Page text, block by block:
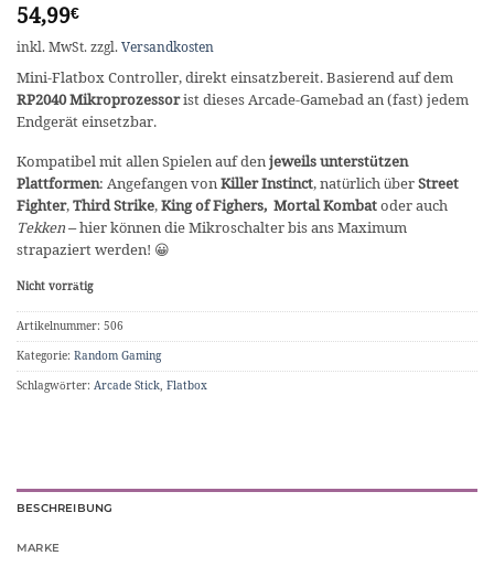
54,99€
inkl. MwSt. zzgl. Versandkosten
Mini-Flatbox Controller, direkt einsatzbereit. Basierend auf dem
RP2040 Mikroprozessorist dieses Arcade-Gamebad an (fast) jedem
Endgerät einsetzbar.
Kompatibel mit allen Spielen auf denjeweils unterstützen
Plattformen: Angefangen vonKiller Instinct, natürlich überStreet
Fighter,Third Strike,King of Fighers, Mortal Kombatoder auch
Tekken– hier können die Mikroschalter bis ans Maximum
strapaziert werden! 😀
Nicht vorrätig
Artikelnummer: 506
Kategorie: Random Gaming
Schlagwörter: Arcade Stick, Flatbox
BESCHREIBUNG
MARKE